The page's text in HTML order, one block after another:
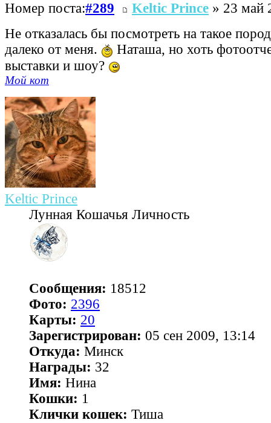
Номер поста:#289 Keltic Prince » 23 май
Не отказалась бы посмотреть на такое
далеко от меня.
Наташа, но хоть
выставки и шоу?
Мой кот
Keltic Prince
Лунная Кошачья Личность
Сообщения: 18512
Фото: 2396
Карты: 20
Зарегистрирован: 05 сен 2009, 13:14
Откуда: Минск
Награды: 32
Имя: Нина
Кошки: 1
Клички кошек: Тиша